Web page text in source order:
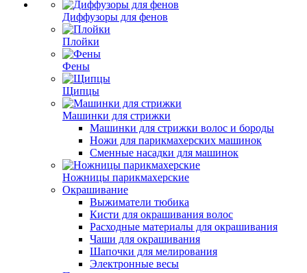
Диффузоры для фенов
Плойки
Фены
Щипцы
Машинки для стрижки
Машинки для стрижки волос и бороды
Ножи для парикмахерских машинок
Сменные насадки для машинок
Ножницы парикмахерские
Окрашивание
Выжиматели тюбика
Кисти для окрашивания волос
Расходные материалы для окрашивания
Чаши для окрашивания
Шапочки для мелирования
Электронные весы